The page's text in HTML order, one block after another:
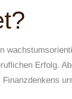
Erfolg.